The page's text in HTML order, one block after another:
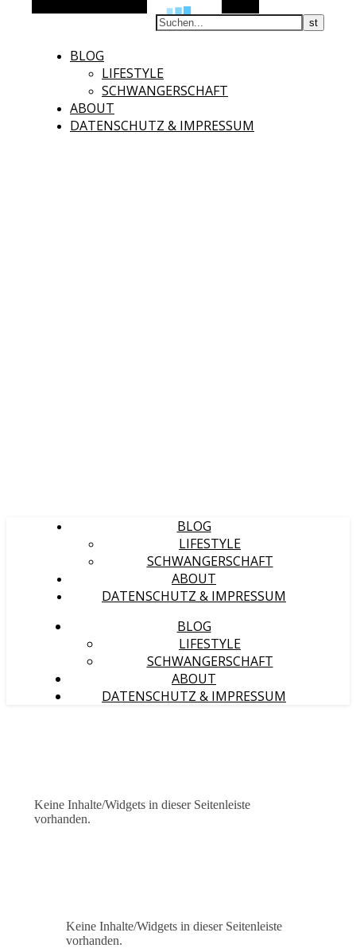
BLOG
LIFESTYLE
SCHWANGERSCHAFT
ABOUT
DATENSCHUTZ & IMPRESSUM
BLOG
LIFESTYLE
SCHWANGERSCHAFT
ABOUT
DATENSCHUTZ & IMPRESSUM
BLOG
LIFESTYLE
SCHWANGERSCHAFT
ABOUT
DATENSCHUTZ & IMPRESSUM
Keine Inhalte/Widgets in dieser Seitenleiste
vorhanden.
Keine Inhalte/Widgets in dieser Seitenleiste
vorhanden.